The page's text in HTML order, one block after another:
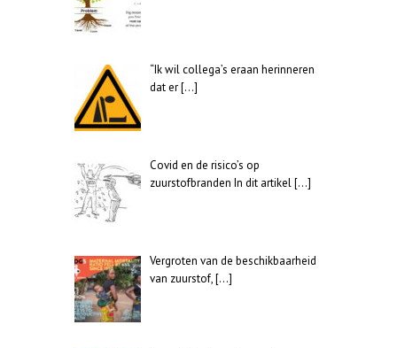
“Ik wil collega’s eraan herinneren
dat er[…]
Covid en de risico’s op
zuurstofbranden In dit artikel[…]
Vergroten van de beschikbaarheid
van zuurstof,[…]